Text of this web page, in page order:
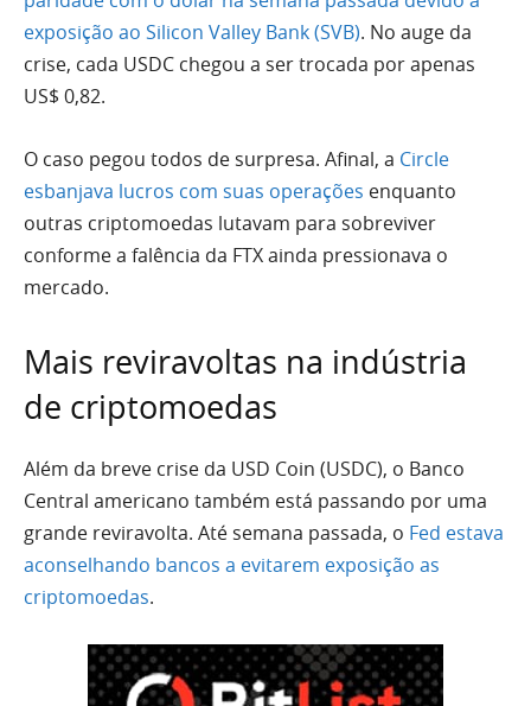
exposição ao Silicon Valley Bank (SVB). No auge da
crise, cada USDC chegou a ser trocada por apenas
US$ 0,82.
O caso pegou todos de surpresa. Afinal, a Circle
esbanjava lucros com suas operações enquanto
outras criptomoedas lutavam para sobreviver
conforme a falência da FTX ainda pressionava o
mercado.
Mais reviravoltas na indústria
de criptomoedas
Além da breve crise da USD Coin (USDC), o Banco
Central americano também está passando por uma
grande reviravolta. Até semana passada, o Fed estava
aconselhando bancos a evitarem exposição as
criptomoedas.